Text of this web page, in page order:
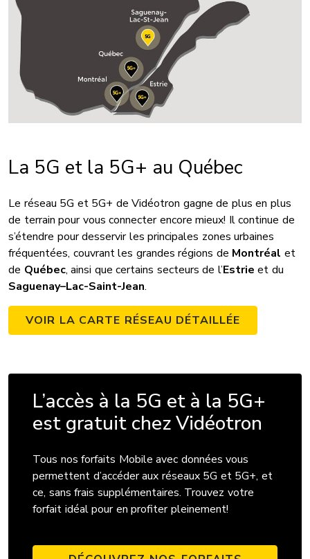
La 5G et la 5G+ au Québec
Le réseau 5G et 5G+ de Vidéotron gagne de plus en plus
de terrain pour vous connecter encore mieux! Il continue de
s’étendre pour desservir les principales zones urbaines
fréquentées, couvrant les grandes régions de Montréal et
de Québec, ainsi que certains secteurs de l’Estrie et du
Saguenay–Lac-Saint-Jean.
VOIR LA CARTE RÉSEAU DÉTAILLÉE
L’accès à la 5G et à la 5G+
est gratuit chez Vidéotron
Tous nos forfaits Mobile avec données vous
permettent d’accéder aux réseaux 5G et 5G+, et
ce, sans frais supplémentaires. Trouvez votre
forfait idéal pour en profiter pleinement!